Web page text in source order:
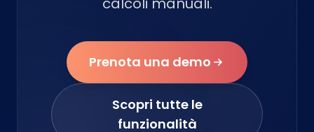
Prenota una demo
Scopri tutte le
funzionalità